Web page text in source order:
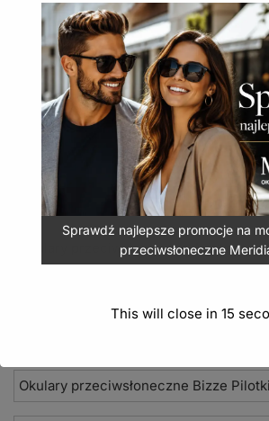
Nowości 2026
Okulary przeciwsłoneczne Seevision
Damskie okulary przeciwsłoneczne
Okulary polaryzacyjne Polarized gio
Okulary sportowe Patrol z polaryzacją
Okulary przeciwsłoneczne Aviator z
Okulary przeciwsłoneczne Bizze Pilotki
Sprawdź najlepsze promocje na
przeciwsłoneczne
This will close in 14